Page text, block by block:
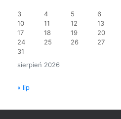
sierpień 2026
3
4 5 6
10
11 12 13
17
18 19 20
24
25 26 27
31
« lip